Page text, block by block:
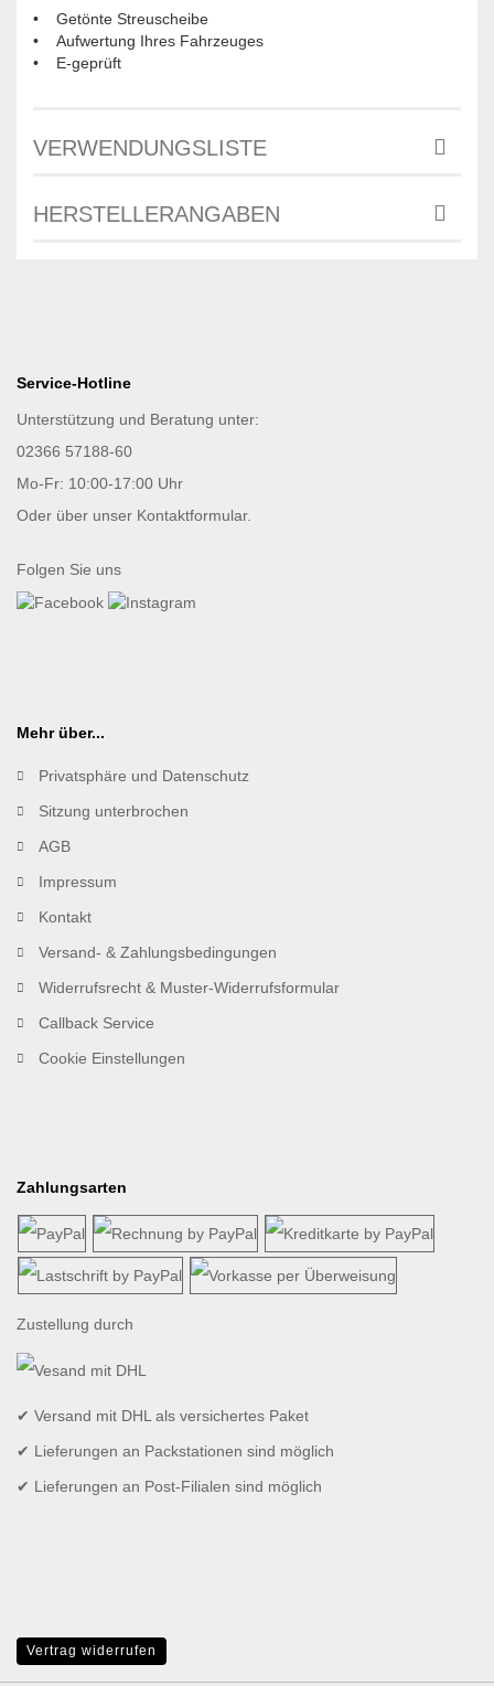
• Getönte Streuscheibe
• Aufwertung Ihres Fahrzeuges
• E-geprüft
VERWENDUNGSLISTE
HERSTELLERANGABEN
Service-Hotline
Unterstützung und Beratung unter:
02366 57188-60
Mo-Fr: 10:00-17:00 Uhr
Oder über unser Kontaktformular.
Folgen Sie uns
Mehr über...
Privatsphäre und Datenschutz
Sitzung unterbrochen
AGB
Impressum
Kontakt
Versand- & Zahlungsbedingungen
Widerrufsrecht & Muster-Widerrufsformular
Callback Service
Cookie Einstellungen
Zahlungsarten
Zustellung durch
✔ Versand mit DHL als versichertes Paket
✔ Lieferungen an Packstationen sind möglich
✔ Lieferungen an Post-Filialen sind möglich
Vertrag widerrufen